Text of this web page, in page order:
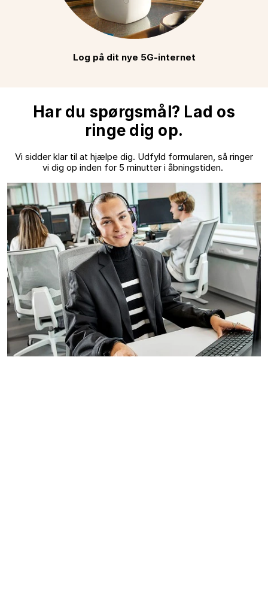
Log på dit nye 5G-internet
Har du spørgsmål? Lad os
ringe dig op.
Vi sidder klar til at hjælpe dig. Udfyld formularen, så ringer
vi dig op inden for 5 minutter i åbningstiden.